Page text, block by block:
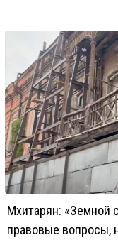
Мхитарян: «Земной
правовые вопросы,